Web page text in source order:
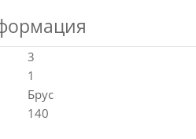
3
1
Брус
140